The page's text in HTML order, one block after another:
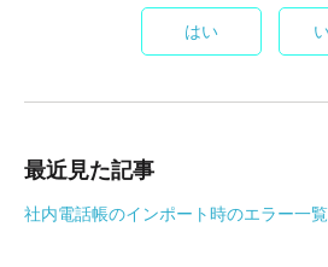
はい
最近見た記事
社内電話帳のインポート時のエラー一覧